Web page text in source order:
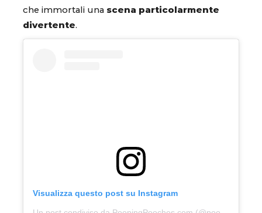
che immortali una scena particolarmente
divertente.
Visualizza questo post su Instagram